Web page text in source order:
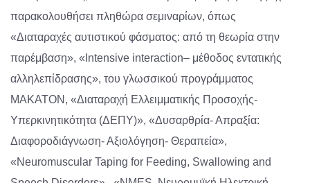
παρακολουθήσει πληθώρα σεμιναρίων, όπως
«Διαταραχές αυτιστικού φάσματος: από τη θεωρία στην
παρέμβαση», « Intensive interaction– μέθοδος εντατικής
αλληλεπίδρασης», του γλωσσικού προγράμματος
ΜΑΚΑΤΟΝ, «Διαταραχή Ελλειμματικής Προσοχής-
Υπερκινητικότητα (ΔΕΠΥ)», «Δυσαρθρία- Απραξία:
Διαφοροδιάγνωση- Αξιολόγηση- Θεραπεία»,
«Neuromuscular Taping for Feeding, Swallowing and